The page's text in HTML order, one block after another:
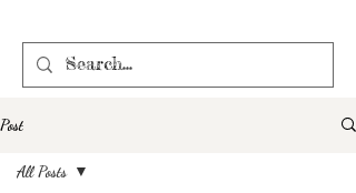
Post
All Posts